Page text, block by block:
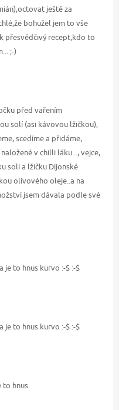
ještě za
bohužel jem to vše
přesvědčivý recept,kdo to
;-)
před vařením
solí (asi kávovou lžičkou),
scedíme a přidáme,
v chilli láku .., vejce,
soli a lžičku Dijonské
olivového oleje..a na
jsem dávala podle své
je to hnus kurvo :-$ :-$
je to hnus kurvo :-$ :-$
to hnus